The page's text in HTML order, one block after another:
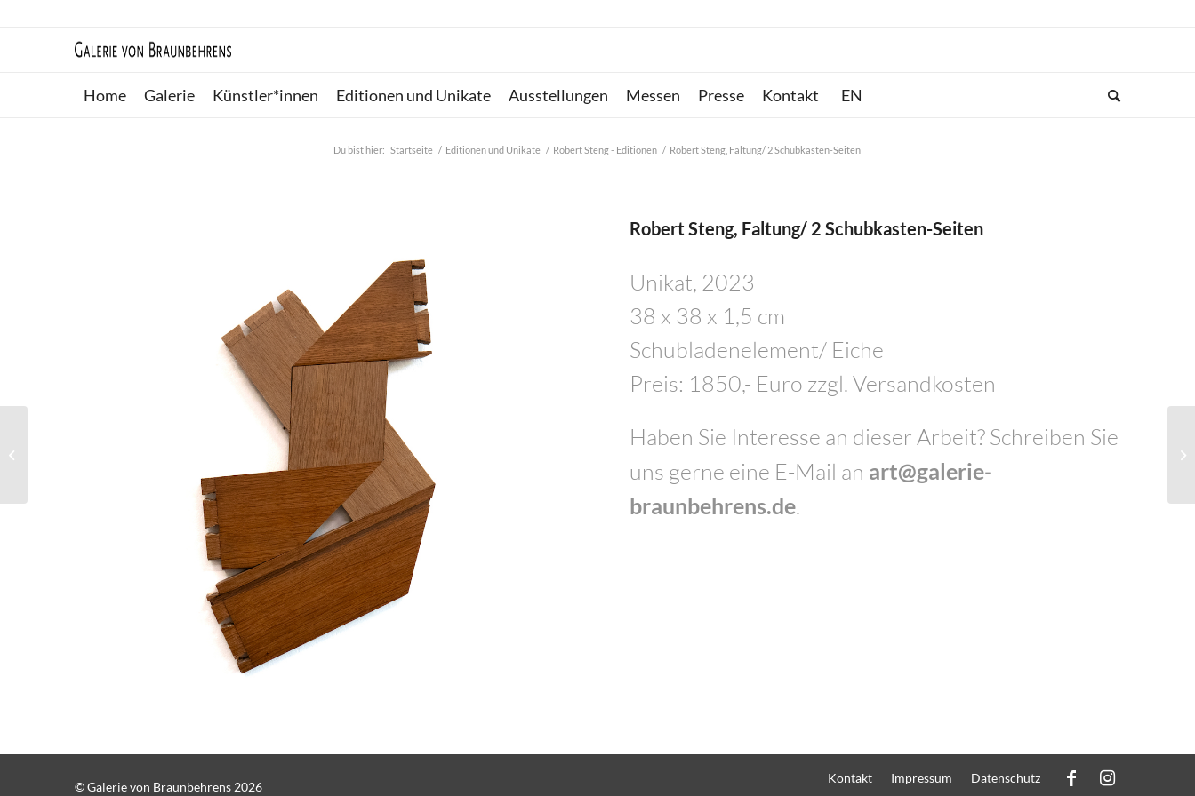
Home Galerie Künstler*innen Editionen und Unikate Ausstellungen Messen Presse Kontakt
Du bist hier: Startseite / Editionen und Unikate / Robert Steng - Editionen / Robert Steng, Faltung/ 2 Schubkasten-Seiten
Robert Steng, Faltung/ 2 Schubkasten-Seiten
Unikat, 2023
38 x 38 x 1,5 cm
Schubladenelement/ Eiche
Preis: 1850,- Euro zzgl. Versandkosten
Haben Sie Interesse an dieser Arbeit? Schreiben Sie
uns gerne eine E-Mail an art@galerie-
braunbehrens.de.
© Galerie von Braunbehrens 2026
Kontakt Impressum Datenschutz